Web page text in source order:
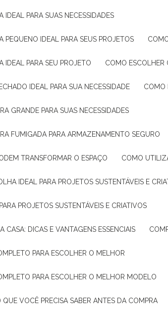
IDEAL PARA SUAS NECESSIDADES
PEQUENO IDEAL PARA SEUS PROJETOS
IDEAL PARA SEU PROJETO COMO
IDEAL PARA SUA NECESSIDADE
GRANDE PARA SUAS NECESSIDADES
FUMIGADA PARA ARMAZENAMENTO SEGURO
TRANSFORMAR O ESPAÇO COMO
IDEAL PARA PROJETOS SUSTENTÁVEIS E
PROJETOS SUSTENTÁVEIS E CRIATIVOS
CASA: DICAS E VANTAGENS ESSENCIAIS
PARA ESCOLHER O MELHOR
PARA ESCOLHER O MELHOR MODELO
QUE VOCÊ PRECISA SABER ANTES DA COMPRA